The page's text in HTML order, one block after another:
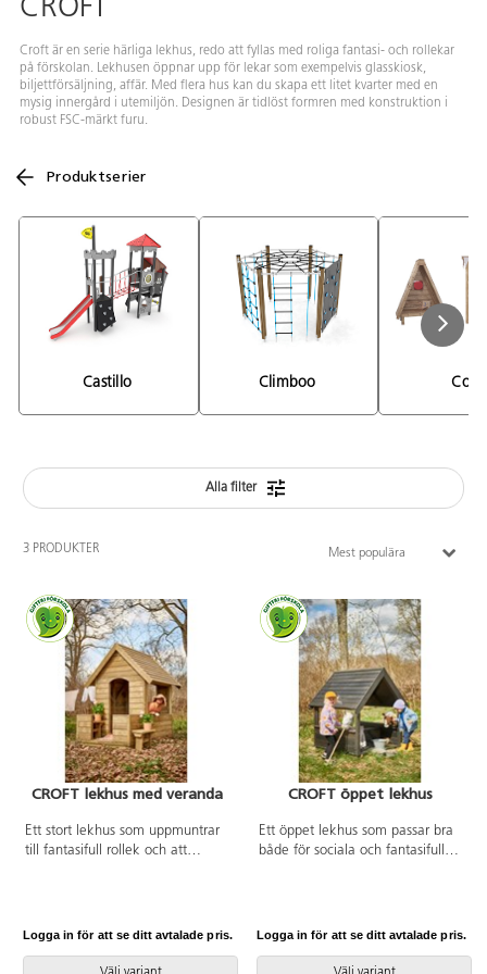
CROFT
Croft är en serie härliga lekhus, redo att fyllas med roliga fantasi- och rollekar
på förskolan. Lekhusen öppnar upp för lekar som exempelvis glasskiosk,
biljettförsäljning, affär. Med flera hus kan du skapa ett litet kvarter med en
mysig innergård i utemiljön. Designen är tidlöst formren med konstruktion i
robust FSC-märkt furu.
Produktserier
Castillo Climboo Cosy
Alla filter
3 PRODUKTER Mest populära
CROFT lekhus med veranda
Ett stort lekhus som uppmuntrar
till fantasifull rollek och att
lekhuset fungerar lika bra som
för mycket intryck i utemiljön och
Logga in för att se ditt avtalade pris.
CROFT öppet lekhus
Ett öppet lekhus som passar bra
både för sociala och fantasifulla
öppna designen gör även miljön
kan skapa en känsla av trygghet
Logga in för att se ditt avtalade pris.